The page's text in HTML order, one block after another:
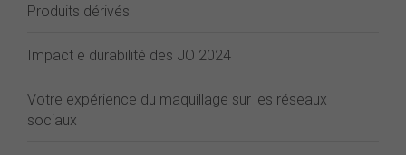
Produits dérivés
Impact e durabilité des JO 2024
Votre expérience du maquillage sur les réseaux
sociaux